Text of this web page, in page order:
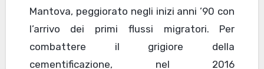
Mantova, peggiorato negli inizi anni ’90 con
l’arrivo dei primi flussi migratori. Per
combattere il grigiore della
cementificazione, nel 2016